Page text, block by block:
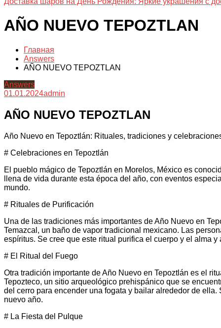
AÑO NUEVO TEPOZTLAN
Главная
Answers
AÑO NUEVO TEPOZTLAN
Answers
01.01.2024admin
AÑO NUEVO TEPOZTLAN
Año Nuevo en Tepoztlán: Rituales, tradiciones y
# Celebraciones en Tepoztlán
El pueblo mágico de Tepoztlán en Morelos, México es
llena de vida durante esta época del año, con eventos
mundo.
# Rituales de Purificación
Una de las tradiciones más importantes de Año Nuevo en
Temazcal, un baño de vapor tradicional mexicano. Las
espíritus. Se cree que este ritual purifica el cuerpo y el alma
# El Ritual del Fuego
Otra tradición importante de Año Nuevo en Tepoztlán es el
Tepozteco, un sitio arqueológico prehispánico que se
del cerro para encender una fogata y bailar alrededor de
nuevo año.
# La Fiesta del Pulque